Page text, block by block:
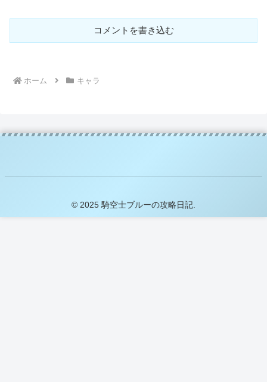
コメントを書き込む
ホーム キャラ
© 2025 騎空士ブルーの攻略日記.